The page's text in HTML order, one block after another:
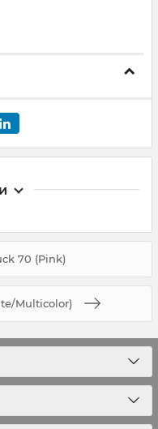
70 (Pink)
Multicolor)